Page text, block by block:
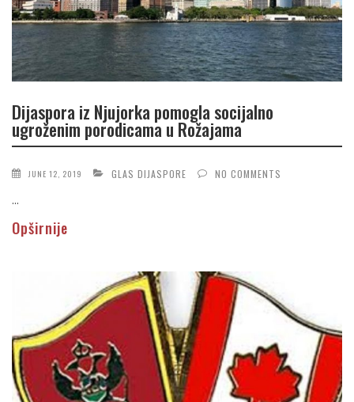
Dijaspora iz Njujorka pomogla socijalno
ugroženim porodicama u Rožajama
JUNE 12, 2019 GLAS DIJASPORE NO COMMENTS
...
Opširnije